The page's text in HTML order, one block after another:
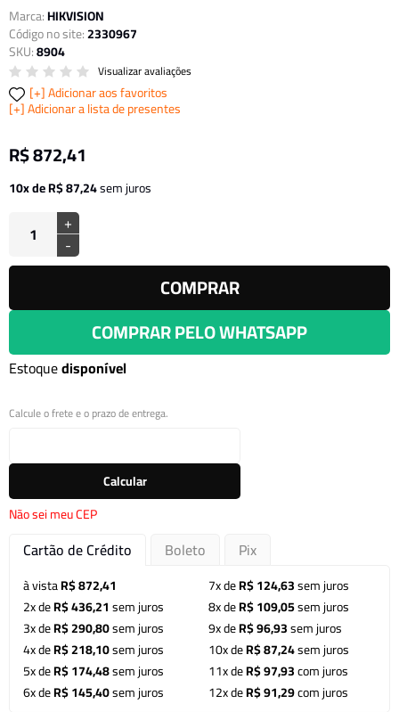
Marca:HIKVISION
Código no site:2330967
SKU:8904
Visualizar avaliações
Adicionar aos favoritos
Adicionar a lista de presentes
R$ 872,41
10x de R$ 87,24sem juros
+
-
COMPRAR
COMPRAR PELO WHATSAPP
Estoquedisponível
Calcule o frete e o prazo de entrega.
Calcular
Não sei meu CEP
Cartão de Crédito Boleto Pix
à vistaR$ 872,41
2x deR$ 436,21sem juros
3x deR$ 290,80sem juros
4x deR$ 218,10sem juros
5x deR$ 174,48sem juros
6x deR$ 145,40sem juros
7x deR$ 124,63sem juros
8x deR$ 109,05sem juros
9x deR$ 96,93sem juros
10x deR$ 87,24sem juros
11x deR$ 97,93com juros
12x deR$ 91,29com juros